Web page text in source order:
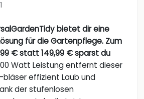
bietet dir eine
für die Gartenpflege. Zum
€ statt 149,99 € sparst du
Watt Leistung entfernt dieser
bläser effizient Laub und
der stufenlosen